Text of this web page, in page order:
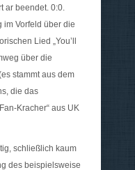
ar beendet. 0:0.
im Vorfeld über die
Lied „You’ll
über die
stammt aus dem
die das
Kracher“ aus UK
schließlich kaum
des beispielsweise